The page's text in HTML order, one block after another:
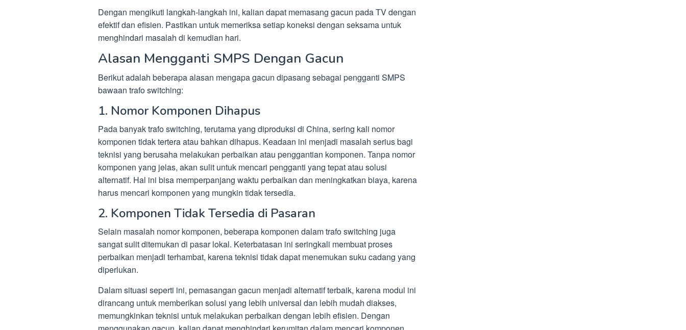
Dengan mengikuti langkah-langkah ini, kalian dapat memasang gacun pada TV dengan
efektif dan efisien. Pastikan untuk memeriksa setiap koneksi dengan seksama untuk
menghindari masalah di kemudian hari.
Alasan Mengganti SMPS Dengan Gacun
Berikut adalah beberapa alasan mengapa gacun dipasang sebagai pengganti SMPS
bawaan trafo switching:
1. Nomor Komponen Dihapus
Pada banyak trafo switching, terutama yang diproduksi di China, sering kali nomor
komponen tidak tertera atau bahkan dihapus. Keadaan ini menjadi masalah serius bagi
teknisi yang berusaha melakukan perbaikan atau penggantian komponen. Tanpa nomor
komponen yang jelas, akan sulit untuk mencari pengganti yang tepat atau solusi
alternatif. Hal ini bisa memperpanjang waktu perbaikan dan meningkatkan biaya, karena
harus mencari komponen yang mungkin tidak tersedia.
2. Komponen Tidak Tersedia di Pasaran
Selain masalah nomor komponen, beberapa komponen dalam trafo switching juga
sangat sulit ditemukan di pasar lokal. Keterbatasan ini seringkali membuat proses
perbaikan menjadi terhambat, karena teknisi tidak dapat menemukan suku cadang yang
diperlukan.
Dalam situasi seperti ini, pemasangan gacun menjadi alternatif terbaik, karena modul ini
dirancang untuk memberikan solusi yang lebih universal dan lebih mudah diakses,
memungkinkan teknisi untuk melakukan perbaikan dengan lebih efisien. Dengan